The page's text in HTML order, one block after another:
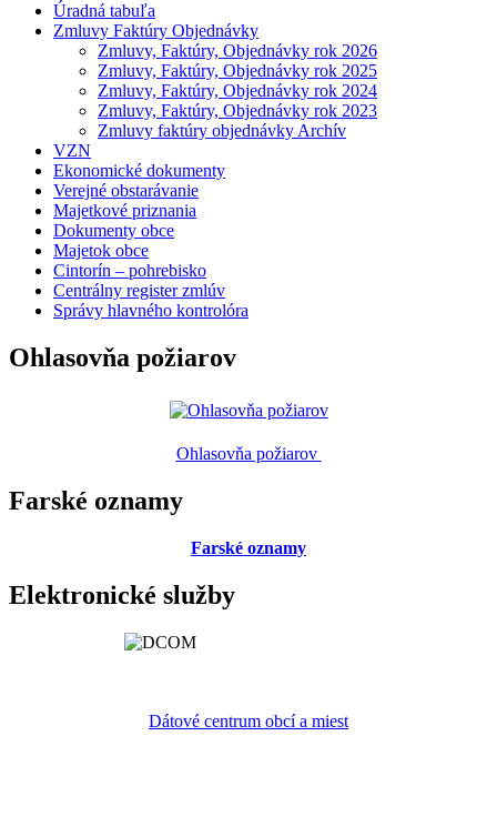
Úradná tabuľa
Zmluvy Faktúry Objednávky
Zmluvy, Faktúry, Objednávky rok 2026
Zmluvy, Faktúry, Objednávky rok 2025
Zmluvy, Faktúry, Objednávky rok 2024
Zmluvy, Faktúry, Objednávky rok 2023
Zmluvy faktúry objednávky Archív
VZN
Ekonomické dokumenty
Verejné obstarávanie
Majetkové priznania
Dokumenty obce
Majetok obce
Cintorín – pohrebisko
Centrálny register zmlúv
Správy hlavného kontrolóra
Ohlasovňa požiarov
Ohlasovňa požiarov
Farské oznamy
Farské oznamy
Elektronické služby
Dátové centrum obcí a miest